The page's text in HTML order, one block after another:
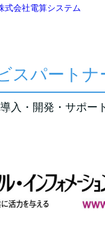
式会社電算システム
スパートナ
入・開発・サポー